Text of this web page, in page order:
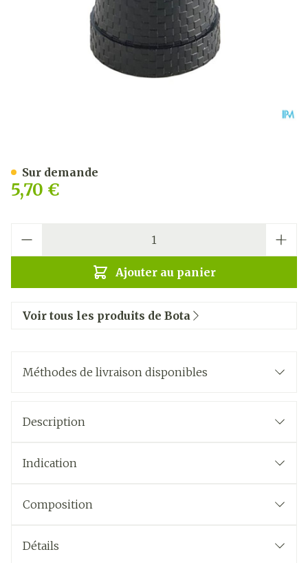
5,70 €
Ajouter au panier
Sur demande
Voir tous les produits de Bota
Méthodes de livraison disponibles
Description
Indication
Composition
Détails